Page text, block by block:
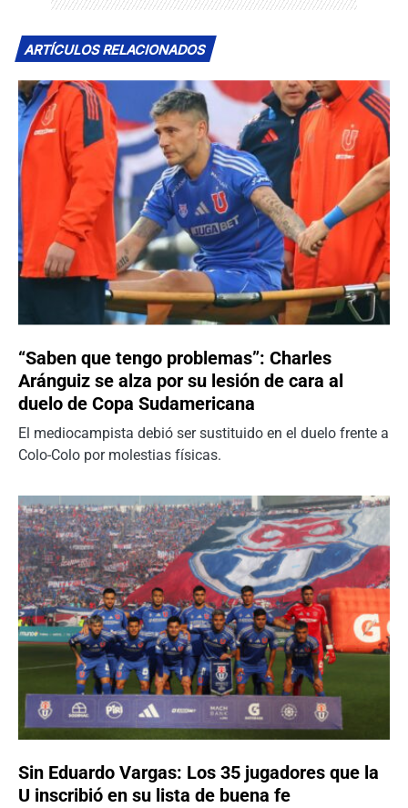
ARTÍCULOS RELACIONADOS
“Saben que tengo problemas”: Charles
Aránguiz se alza por su lesión de cara al
duelo de Copa Sudamericana
El mediocampista debió ser sustituido en el duelo frente a
Colo-Colo por molestias físicas.
Sin Eduardo Vargas: Los 35 jugadores que la
U inscribió en su lista de buena fe